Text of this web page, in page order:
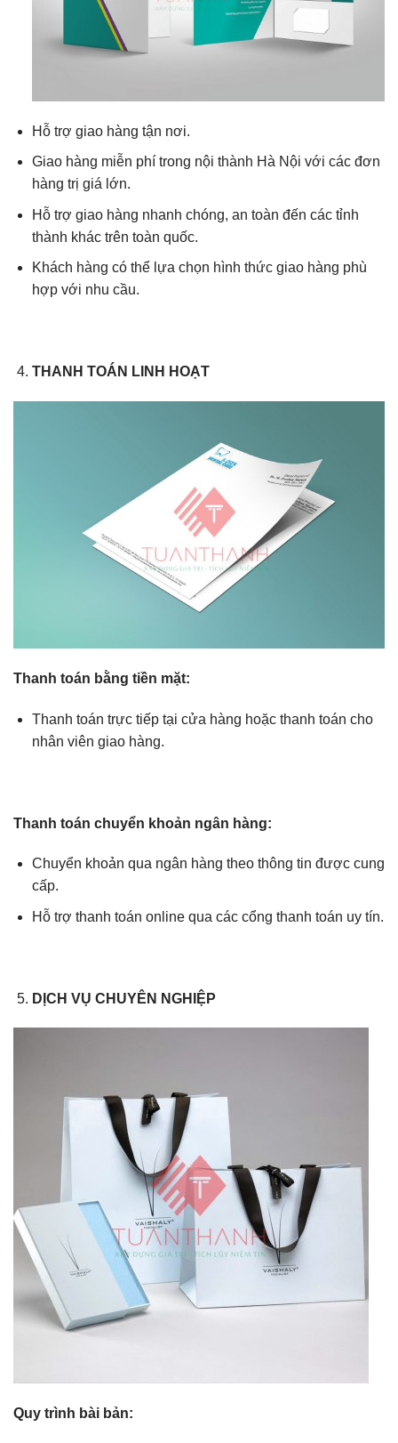
Hỗ trợ giao hàng tận nơi.
Giao hàng miễn phí trong nội thành Hà Nội với các đơn
hàng trị giá lớn.
Hỗ trợ giao hàng nhanh chóng, an toàn đến các tỉnh
thành khác trên toàn quốc.
Khách hàng có thể lựa chọn hình thức giao hàng phù
hợp với nhu cầu.
THANH TOÁN LINH HOẠT
Thanh toán bằng tiền mặt:
Thanh toán trực tiếp tại cửa hàng hoặc thanh toán cho
nhân viên giao hàng.
Thanh toán chuyển khoản ngân hàng:
Chuyển khoản qua ngân hàng theo thông tin được cung
cấp.
Hỗ trợ thanh toán online qua các cổng thanh toán uy tín.
DỊCH VỤ CHUYÊN NGHIỆP
Quy trình bài bản: